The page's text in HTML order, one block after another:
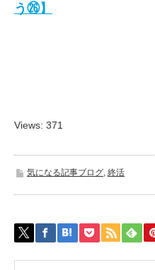
う㉖】
Views: 371
気になる記事ブログ 終活